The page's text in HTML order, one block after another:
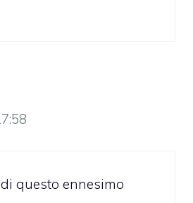
questo ennesimo